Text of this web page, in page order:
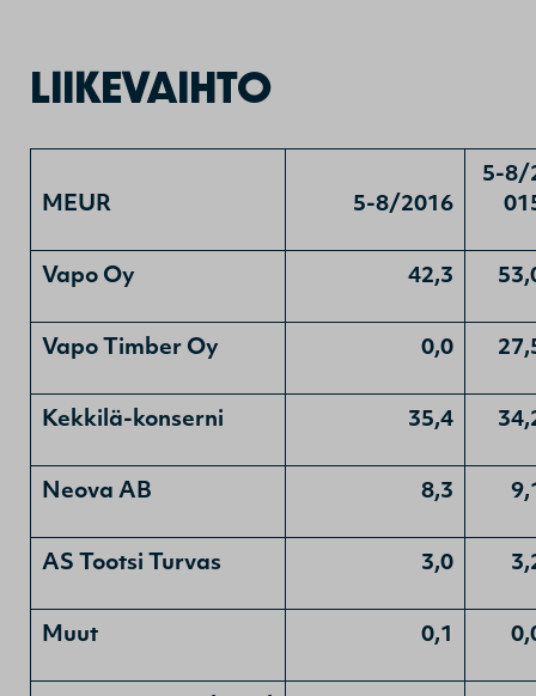
LIIKEVAIHTO
MEUR 5-8/2016
5-8/
Vapo Oy 42,3
Vapo Timber Oy 0,0
Kekkilä-konserni 35,4
Neova AB 8,3
AS Tootsi Turvas 3,0
Muut 0,1